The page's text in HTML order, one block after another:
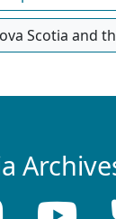
Scotia and